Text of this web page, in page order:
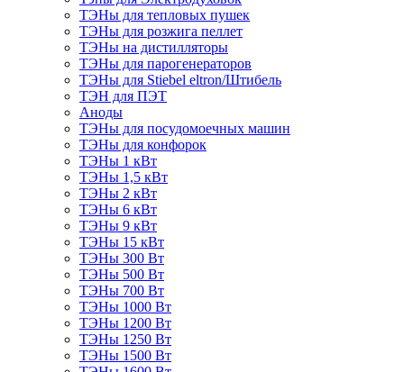
ТЭНы для тепловых пушек
ТЭНы для розжига пеллет
ТЭНы на дистилляторы
ТЭНы для парогенераторов
ТЭНы для Stiebel eltron/Штибель
ТЭН для ПЭТ
Аноды
ТЭНы для посудомоечных машин
ТЭНы для конфорок
ТЭНы 1 кВт
ТЭНы 1,5 кВт
ТЭНы 2 кВт
ТЭНы 6 кВт
ТЭНы 9 кВт
ТЭНы 15 кВт
ТЭНы 300 Вт
ТЭНы 500 Вт
ТЭНы 700 Вт
ТЭНы 1000 Вт
ТЭНы 1200 Вт
ТЭНы 1250 Вт
ТЭНы 1500 Вт